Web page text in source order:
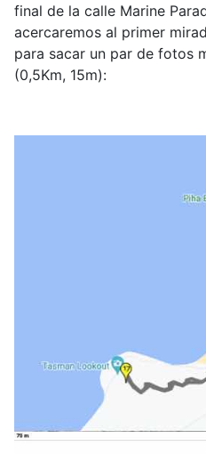
final de la calle Marine
acercaremos al primer
para sacar un par de fotos
(0,5Km, 15m):